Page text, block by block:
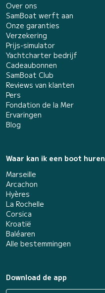
Over ons
SamBoat werft aan
Onze garanties
Verzekering
Prijs-simulator
Yachtcharter bedrijf
Cadeaubonnen
SamBoat Club
Reviews van klanten
Pers
Fondation de la Mer
Ervaringen
Blog
Waar kan ik een boot huren
Marseille
Arcachon
Hyères
La Rochelle
Corsica
Kroatië
Baléaren
Alle bestemmingen
Download de app